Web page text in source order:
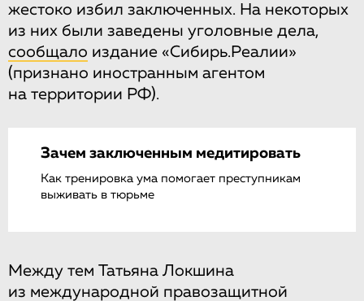
жестоко избил заключенных. На некоторых
из них были заведены уголовные дела,
сообщало издание «Сибирь.Реалии»
(признано иностранным агентом
на территории РФ).
Зачем заключенным медитировать
Как тренировка ума помогает преступникам
выживать в тюрьме
Между тем Татьяна Локшина
из международной правозащитной